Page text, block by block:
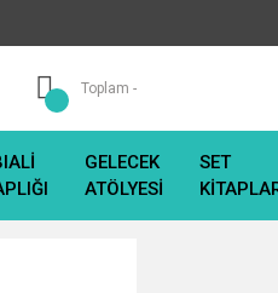
Toplam -
GELECEK
ATÖLYESİ
SET